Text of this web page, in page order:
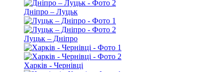
Дніпро – Луцьк
Луцьк – Дніпро
Харків - Чернівці